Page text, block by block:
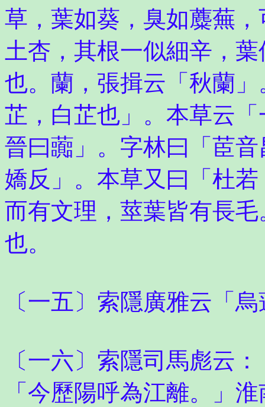
草，葉如葵，臭如蘪蕪
土杏，其根一似細辛，
也。蘭，張揖云「秋蘭
芷，白芷也」。本草云
晉曰虈」。字林曰「茞
嬌反」。本草又曰「杜
而有文理，莖葉皆有長
也。
〔一五〕索隱廣雅云「
〔一六〕索隱司馬彪云
「今歷陽呼為江離。」